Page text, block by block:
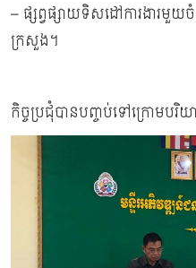
– ផ្សព្វផ្សាយទិសដៅការងារមួយ
ក្រសួង។
កិច្ចប្រជុំបានបញ្ចប់ទៅក្រោមបរិ